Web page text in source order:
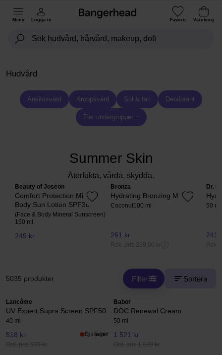
Meny Logga in Favorit Varukorg
Hudvård
Ansiktsvård Kroppsvård Sol & tan Deodorant
Fler undergrupper +
Summer Skin
Återfukta, vårda, skydda.
Beauty of Joseon
Comfort Protection Mineral
Body Sun Lotion SPF30
(Face & Body Mineral Sunscreen)
150 ml
249 kr
Bronza
Hydrating Bronzing Mist
Coconut100 ml
261 kr
Rek. pris 289,00 kr
Dr.
50 ml
5035 produkter Filter Sortera
Lancôme
UV Expert Supra Screen SPF50
40 ml
518 kr
Ord. pris 575 kr
Ej i lager
Babor
DOC Renewal Cream
50 ml
1 521 kr
Ord. pris 1 689 kr